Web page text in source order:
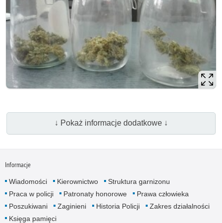
↓ Pokaż informacje dodatkowe ↓
Informacje
Wiadomości Kierownictwo
Struktura garnizonu
Praca w policji
Patronaty honorowe
Prawa człowieka
Poszukiwani
Zaginieni Historia Policji
Zakres działalności
Księga pamięci